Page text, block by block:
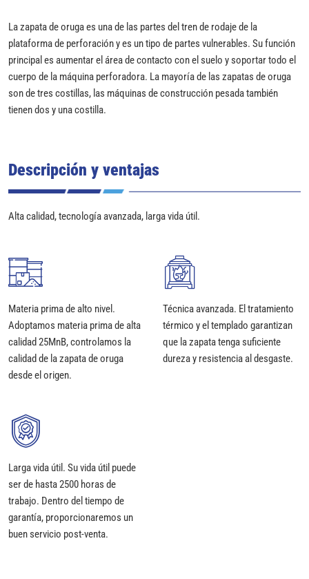
La zapata de oruga es una de las partes del tren de rodaje de la
plataforma de perforación y es un tipo de partes vulnerables. Su función
principal es aumentar el área de contacto con el suelo y soportar todo el
cuerpo de la máquina perforadora. La mayoría de las zapatas de oruga
son de tres costillas, las máquinas de construcción pesada también
tienen dos y una costilla.
Descripción y ventajas
Alta calidad, tecnología avanzada, larga vida útil.
Materia prima de alto nivel.
Adoptamos materia prima de alta
calidad 25MnB, controlamos la
calidad de la zapata de oruga
desde el origen.
Técnica avanzada. El tratamiento
térmico y el templado garantizan
que la zapata tenga suficiente
dureza y resistencia al desgaste.
Larga vida útil. Su vida útil puede
ser de hasta 2500 horas de
trabajo. Dentro del tiempo de
garantía, proporcionaremos un
buen servicio post-venta.